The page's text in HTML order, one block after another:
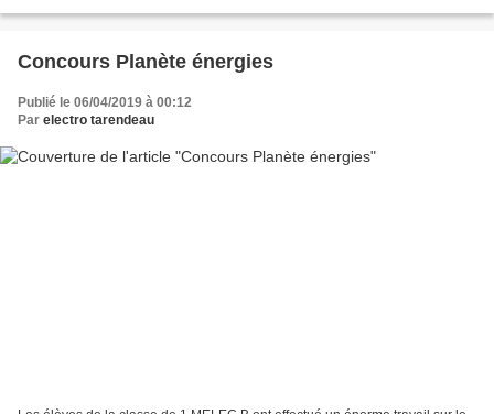
Concours Planète énergies
Publié le 06/04/2019 à 00:12
Par electro tarendeau